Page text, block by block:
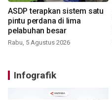
ASDP terapkan sistem satu
pintu perdana di lima
pelabuhan besar
Rabu, 5 Agustus 2026
Infografik